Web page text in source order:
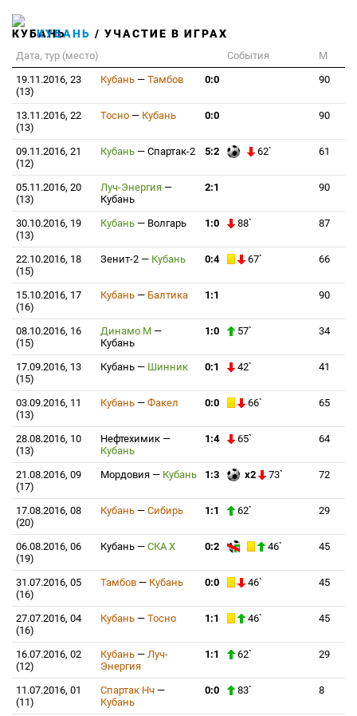
КУБАНЬ / УЧАСТИЕ В ИГРАХ
Дата, тур (место) События
М
19.11.2016, 23
(13)
Кубань — Тамбов 0:0 90
13.11.2016, 22
(13)
Тосно — Кубань 0:0 90
09.11.2016, 21
(12)
Кубань — Спартак-2 5:2 62` 61
05.11.2016, 20
(13)
Луч-Энергия —
Кубань
2:1 90
30.10.2016, 19
(13)
Кубань — Волгарь 1:0 88` 87
22.10.2016, 18
(15)
Зенит-2 — Кубань 0:4 67` 66
15.10.2016, 17
(16)
Кубань — Балтика 1:1 90
08.10.2016, 16
(15)
Динамо М —
Кубань
1:0 57` 34
17.09.2016, 13
(15)
Кубань — Шинник 0:1 42` 41
03.09.2016, 11
(13)
Кубань — Факел 0:0 66` 65
28.08.2016, 10
(13)
Нефтехимик —
Кубань
1:4 65` 64
21.08.2016, 09
(17)
Мордовия — Кубань 1:3 x2 73` 72
17.08.2016, 08
(20)
Кубань — Сибирь 1:1 62` 29
06.08.2016, 06
(19)
Кубань — СКА Х 0:2 46` 45
31.07.2016, 05
(16)
Тамбов — Кубань 0:0 46` 45
27.07.2016, 04
(16)
Кубань — Тосно 1:1 46` 45
16.07.2016, 02
(12)
Кубань — Луч-
Энергия
1:1 62` 29
11.07.2016, 01
(11)
Спартак Нч —
Кубань
0:0 83` 8